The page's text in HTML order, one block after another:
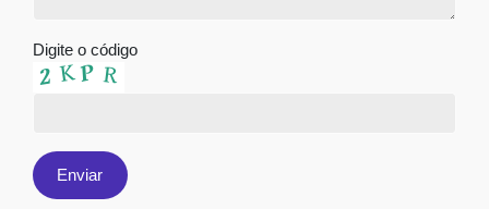
Digite o código